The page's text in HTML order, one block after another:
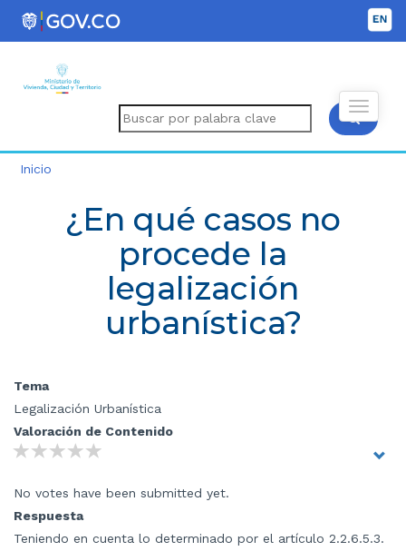
Inicio
¿En qué casos no
procede la
legalización
urbanística?
Tema
Legalización Urbanística
Valoración de Contenido
No votes have been submitted yet.
Respuesta
Teniendo en cuenta lo determinado por el artículo 2.2.6.5.3.